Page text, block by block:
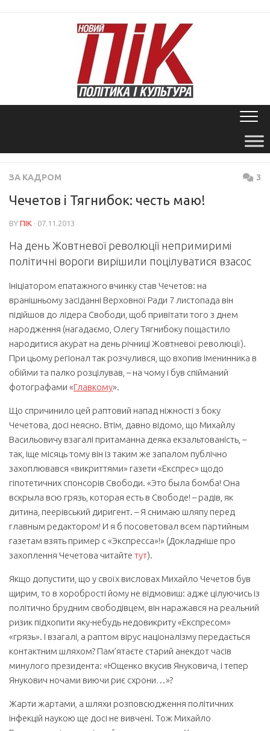
ЗА КАДРОМ 3
Чечетов і Тягнибок: честь маю!
BY ПІК · 07.11.2013
На день Жовтневої революції непримиримі
політичні вороги вирішили поцілуватися взасос
Ініціатором епатажного вчинку став Чечетов: на
вранішньому засіданні Верховної Ради 7 листопада він
підійшов до лідера Свободи, щоб привітати того з днем
народження (нагадаємо, Олегу Тягнибоку пощастило
народитися акурат на день річниці Жовтневої революції).
При цьому регіонал так розчулився, що вхопив іменинника в
обійми та палко розцілував, – на чому і був спійманий
фотографами «Главкому».
Що спричинило цей раптовий напад ніжності з боку
Чечетова, досі неясно. Втім, давно відомо, що Михайлу
Васильовичу взагалі притаманна деяка екзальтованість, –
так, іще місяць тому він із таким же запалом публічно
захоплювався «викриттями» газети «Експрес» щодо
гіпотетичних спонсорів Свободи. «Это была бомба! Она
вскрыла всю грязь, которая есть в Свободе! – радів, як
дитина, пеерівський диригент. – Я снимаю шляпу перед
главным редактором! И я б посоветовал всем партийным
газетам взять пример с «Экспресса»!» (Докладніше про
захоплення Чечетова читайте тут).
Якщо допустити, що у своїх висловах Михайло Чечетов був
щирим, то в хоробрості йому не відмовиш: адже цілуючись із
політично брудним свободівцем, він наражався на реальний
ризик підхопити яку-небудь недовикриту «Експресом»
«грязь». І взагалі, а раптом вірус націоналізму передається
контактним шляхом? Пам’ятаєте старий анекдот часів
минулого президента: «Ющенко вкусив Януковича, і тепер
Янукович ночами виючи риє схрони…»?
Жарти жартами, а шляхи розповсюдження політичних
інфекцій наукою ще досі не вивчені. Тож Михайло